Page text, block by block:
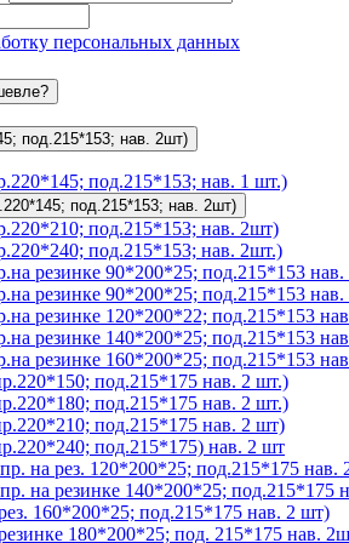
персональных данных
под.215*153; нав. 2шт)
под.215*153; нав. 1 шт.)
под.215*153; нав. 2шт)
под.215*153; нав. 2шт)
под.215*153; нав. 2шт.)
резинке 90*200*25; под.215*153
резинке 90*200*25; под.215*153
резинке 120*200*22; под.215*153
резинке 140*200*25; под.215*153
резинке 160*200*25; под.215*153
под.215*175 нав. 2 шт.)
под.215*175 нав. 2 шт.)
под.215*175 нав. 2 шт)
под.215*175) нав. 2 шт
на рез. 120*200*25; под.215*175 нав.
на резинке 140*200*25; под.215*175
160*200*25; под.215*175 нав. 2 шт)
180*200*25; под. 215*175 нав.